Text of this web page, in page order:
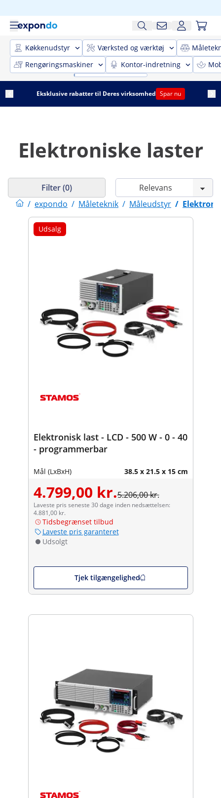
Køkkenudstyr Værksted og værktøj
Rengøringsmaskiner
Kontor-indretning
Eksklusive rabatter til Deres virksomhed Spar nu
Elektroniske laster
/ expondo / Måleteknik / Måleudstyr /
Filter (0)
Udsalg
Elektronisk last - LCD - 500 W - 0 - 40
- programmerbar
Mål (LxBxH) 38.5 x 21.5 x 15 cm
4.799,00 kr.5.206,00 kr.
Laveste pris seneste 30 dage inden nedsættelsen:
4.881,00 kr.
Tidsbegrænset tilbud
Laveste pris garanteret
Udsolgt
Tjek tilgængelighed